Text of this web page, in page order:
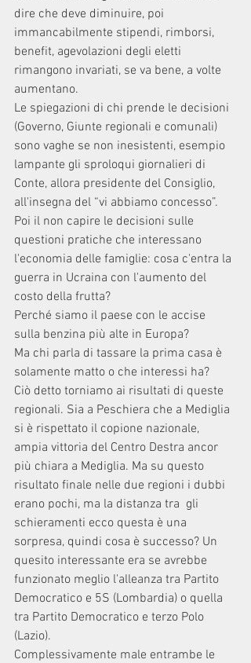
dire che deve diminuire, poi
immancabilmente stipendi, rimborsi,
benefit, agevolazioni degli eletti
rimangono invariati, se va bene, a volte
aumentano.
Le spiegazioni di chi prende le decisioni
(Governo, Giunte regionali e comunali)
sono vaghe se non inesistenti, esempio
lampante gli sproloqui giornalieri di
Conte, allora presidente del Consiglio,
all'insegna del “vi abbiamo concesso”.
Poi il non capire le decisioni sulle
questioni pratiche che interessano
l'economia delle famiglie: cosa c'entra la
guerra in Ucraina con l'aumento del
costo della frutta?
Perché siamo il paese con le accise
sulla benzina più alte in Europa?
Ma chi parla di tassare la prima casa è
solamente matto o che interessi ha?
Ciò detto torniamo ai risultati di queste
regionali. Sia a Peschiera che a Mediglia
si è rispettato il copione nazionale,
ampia vittoria del Centro Destra ancor
più chiara a Mediglia. Ma su questo
risultato finale nelle due regioni i dubbi
erano pochi, ma la distanza tra  gli
schieramenti ecco questa è una
sorpresa, quindi cosa è successo? Un
quesito interessante era se avrebbe
funzionato meglio l'alleanza tra Partito
Democratico e 5S (Lombardia) o quella
tra Partito Democratico e terzo Polo
(Lazio).
Complessivamente male entrambe le